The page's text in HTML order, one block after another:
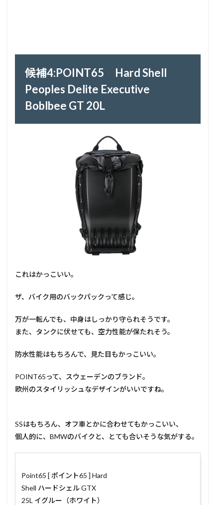
候補4:POINT65 Hard Shell
Peoples Delite Executive
Boblbee GT 20L
これはかっこいい。
ザ、バイク用のバックパックって感じ。
万が一転んでも、中身はしっかり守られそうです。
また、タンクに伏せても、空力性能が保たれそう。
防水性能はもちろんで、見た目もかっこいい。
POINT65って、スウェーデンのブランド。
欧州のスタイリッシュなデザインがいいですね。
SSはもちろん、オフ車とかに合わせてもかっこいい、
個人的に、BMWのバイクと、とても合いそうな気がする。
Point65 [ ポイント65 ] Hard
Shell ハードシェル GTX
25L イグルー（ホワイト）